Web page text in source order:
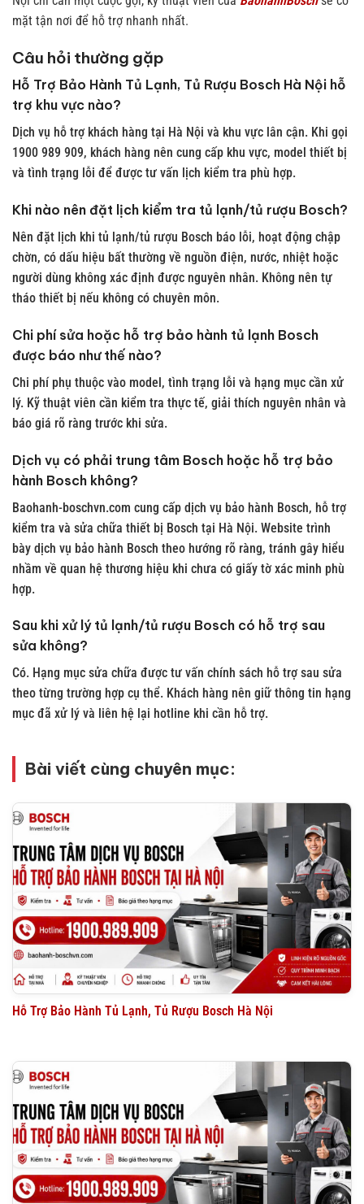
mặt tận nơi để hỗ trợ nhanh nhất.
Câu hỏi thường gặp
Hỗ Trợ Bảo Hành Tủ Lạnh, Tủ Rượu Bosch Hà Nội hỗ
trợ khu vực nào?
Dịch vụ hỗ trợ khách hàng tại Hà Nội và khu vực lân cận. Khi gọi
1900 989 909, khách hàng nên cung cấp khu vực, model thiết bị
và tình trạng lỗi để được tư vấn lịch kiểm tra phù hợp.
Khi nào nên đặt lịch kiểm tra tủ lạnh/tủ rượu Bosch?
Nên đặt lịch khi tủ lạnh/tủ rượu Bosch báo lỗi, hoạt động chập
chờn, có dấu hiệu bất thường về nguồn điện, nước, nhiệt hoặc
người dùng không xác định được nguyên nhân. Không nên tự
tháo thiết bị nếu không có chuyên môn.
Chi phí sửa hoặc hỗ trợ bảo hành tủ lạnh Bosch
được báo như thế nào?
Chi phí phụ thuộc vào model, tình trạng lỗi và hạng mục cần xử
lý. Kỹ thuật viên cần kiểm tra thực tế, giải thích nguyên nhân và
báo giá rõ ràng trước khi sửa.
Dịch vụ có phải trung tâm Bosch hoặc hỗ trợ bảo
hành Bosch không?
Baohanh-boschvn.com cung cấp dịch vụ bảo hành Bosch, hỗ trợ
kiểm tra và sửa chữa thiết bị Bosch tại Hà Nội. Website trình
bày dịch vụ bảo hành Bosch theo hướng rõ ràng, tránh gây hiểu
nhầm về quan hệ thương hiệu khi chưa có giấy tờ xác minh phù
hợp.
Sau khi xử lý tủ lạnh/tủ rượu Bosch có hỗ trợ sau
sửa không?
Có. Hạng mục sửa chữa được tư vấn chính sách hỗ trợ sau sửa
theo từng trường hợp cụ thể. Khách hàng nên giữ thông tin hạng
mục đã xử lý và liên hệ lại hotline khi cần hỗ trợ.
Bài viết cùng chuyên mục:
Hỗ Trợ Bảo Hành Tủ Lạnh, Tủ Rượu Bosch Hà Nội